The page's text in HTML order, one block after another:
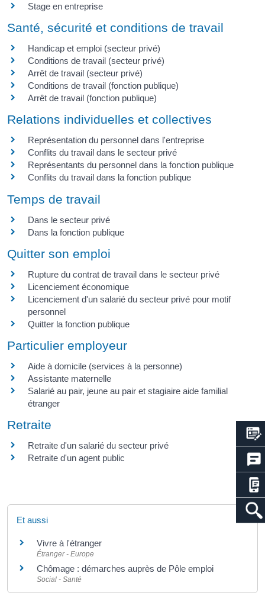
Stage en entreprise
Santé, sécurité et conditions de travail
Handicap et emploi (secteur privé)
Conditions de travail (secteur privé)
Arrêt de travail (secteur privé)
Conditions de travail (fonction publique)
Arrêt de travail (fonction publique)
Relations individuelles et collectives
Représentation du personnel dans l'entreprise
Conflits du travail dans le secteur privé
Représentants du personnel dans la fonction publique
Conflits du travail dans la fonction publique
Temps de travail
Dans le secteur privé
Dans la fonction publique
Quitter son emploi
Rupture du contrat de travail dans le secteur privé
Licenciement économique
Licenciement d'un salarié du secteur privé pour motif
personnel
Quitter la fonction publique
Particulier employeur
Aide à domicile (services à la personne)
Assistante maternelle
Salarié au pair, jeune au pair et stagiaire aide familial
étranger
Retraite
Retraite d'un salarié du secteur privé
Retraite d'un agent public
Et aussi
Vivre à l'étranger
Étranger - Europe
Chômage : démarches auprès de Pôle emploi
Social - Santé